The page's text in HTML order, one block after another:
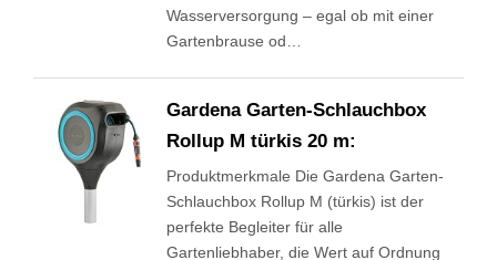
Wasserversorgung – egal ob mit einer
Gartenbrause od…
Gardena Garten-Schlauchbox
Rollup M türkis 20 m:
Produktmerkmale Die Gardena Garten-
Schlauchbox Rollup M (türkis) ist der
perfekte Begleiter für alle
Gartenliebhaber, die Wert auf Ordnung